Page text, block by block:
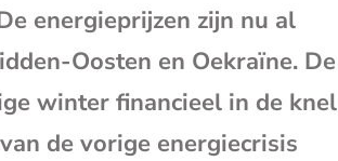
energieprijzen zijn nu al
Oosten en Oekraïne. De
winter financieel in de knel
de vorige energiecrisis